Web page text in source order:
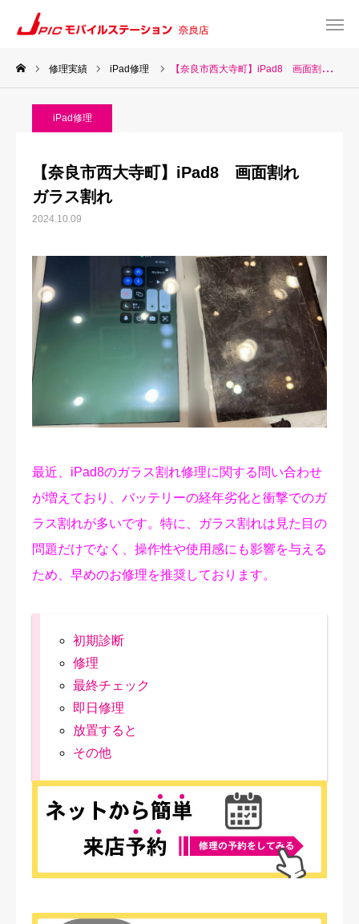
修理実績 iPad修理 【奈良市西大寺町】iPad8 画面割れ ガラス割れ
iPad修理
【奈良市西大寺町】iPad8 画面割れ
ガラス割れ
2024.10.09
最近、iPad8のガラス割れ修理に関する問い合わせ
が増えており、バッテリーの経年劣化と衝撃でのガ
ラス割れが多いです。特に、ガラス割れは見た目の
問題だけでなく、操作性や使用感にも影響を与える
ため、早めのお修理を推奨しております。
初期診断
修理
最終チェック
即日修理
放置すると
その他
web予約
TOP
about US
お知らせ
修理料金表
ご予約・お問合せ
プライバシーポリシー